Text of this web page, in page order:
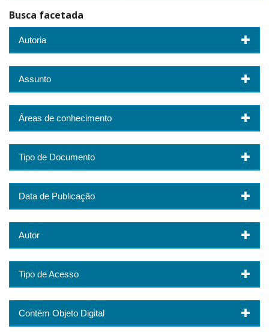
Busca facetada
Autoria
Assunto
Áreas de conhecimento
Tipo de Documento
Data de Publicação
Autor
Tipo de Acesso
Contém Objeto Digital